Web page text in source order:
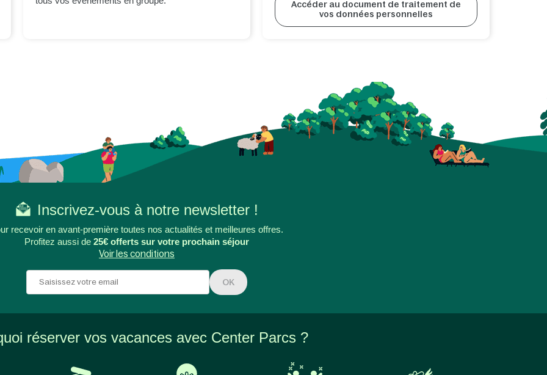
Accéder au document de traitement de
vos données personnelles
Inscrivez-vous à notre newsletter !
recevoir en avant-première toutes nos actualités et meilleures offres.
Profitez aussi de 25€ offerts sur votre prochain séjour
Voir les conditions
OK
réserver vos vacances avec Center Parcs ?